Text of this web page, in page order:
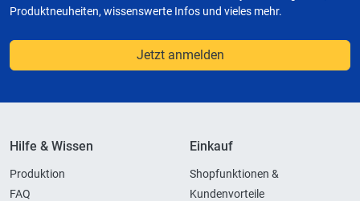
Produktneuheiten, wissenswerte Infos und vieles mehr.
Jetzt anmelden
Hilfe & Wissen
Produktion
FAQ
Einkauf
Shopfunktionen &
Kundenvorteile